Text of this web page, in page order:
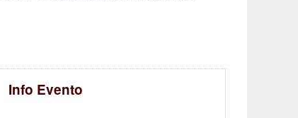
Info Evento